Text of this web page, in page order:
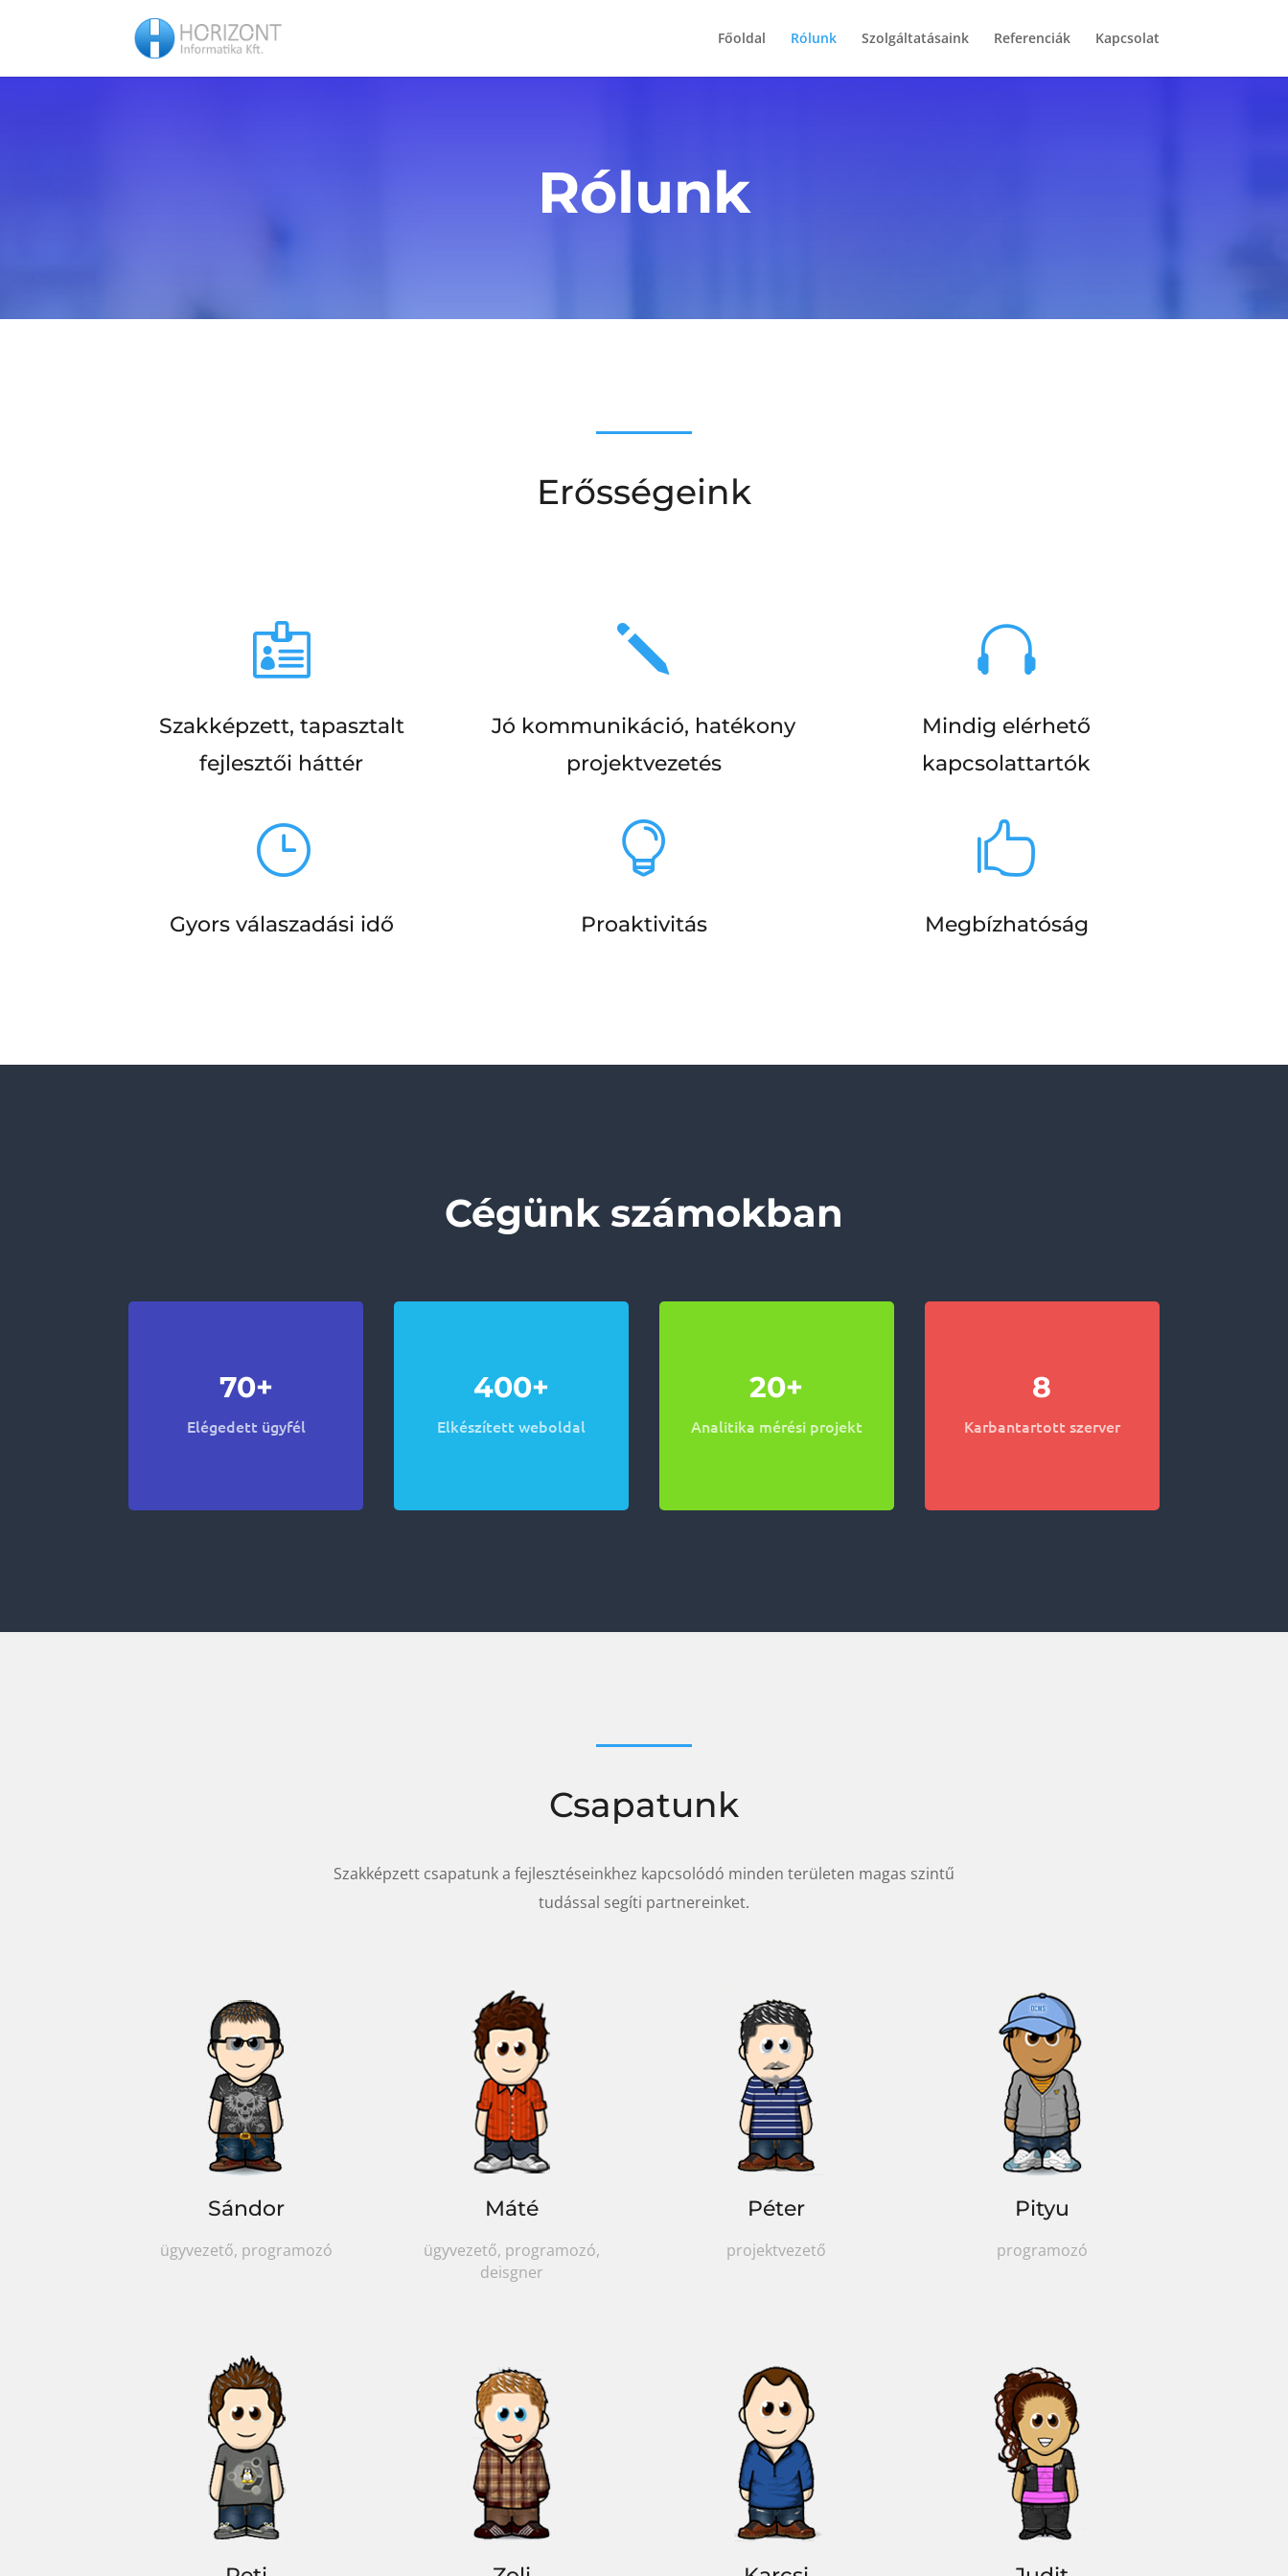
Főoldal Rólunk Szolgáltatásaink Referenciák Kapcsolat
Rólunk
Erősségeink

Szakképzett, tapasztalt
fejlesztői háttér
}
Gyors válaszadási idő
j
Jó kommunikáció, hatékony
projektvezetés

Proaktivitás

Mindig elérhető
kapcsolattartók

Megbízhatóság
Cégünk számokban
70+
Elégedett ügyfél
400+
Elkészített weboldal
20+
Analitika mérési projekt
8
Karbantartott szerver
Csapatunk
Szakképzett csapatunk a fejlesztéseinkhez kapcsolódó minden területen magas szintű
tudással segíti partnereinket.
Sándor
ügyvezető, programozó
Máté
ügyvezető, programozó,
deisgner
Péter
projektvezető
Pityu
programozó